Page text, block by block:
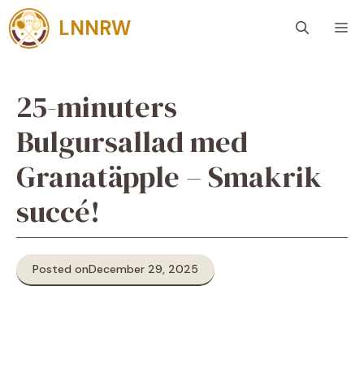
Skip
to
content
LNNRW
25-minuters
Bulgursallad med
Granatäpple – Smakrik
succé!
Posted onDecember 29, 2025